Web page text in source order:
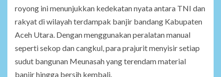
royong ini menunjukkan kedekatan nyata antara TNI dan
rakyat di wilayah terdampak banjir bandang Kabupaten
Aceh Utara. Dengan menggunakan peralatan manual
seperti sekop dan cangkul, para prajurit menyisir setiap
sudut bangunan Meunasah yang terendam material
banjir hingga bersih kembali.